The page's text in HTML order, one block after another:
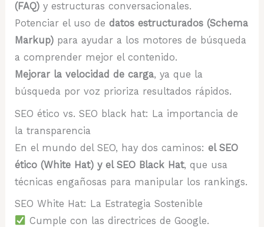
(FAQ) y estructuras conversacionales.
Potenciar el uso dedatos estructurados (Schema
Markup) para ayudar a los motores de búsqueda
a comprender mejor el contenido.
Mejorar la velocidad de carga, ya que la
búsqueda por voz prioriza resultados rápidos.
SEO ético vs. SEO black hat: La importancia de
la transparencia
En el mundo del SEO, hay dos caminos:el SEO
ético (White Hat) y el SEO Black Hat, que usa
técnicas engañosas para manipular los rankings.
SEO White Hat: La Estrategia Sostenible
Cumple con las directrices de Google.